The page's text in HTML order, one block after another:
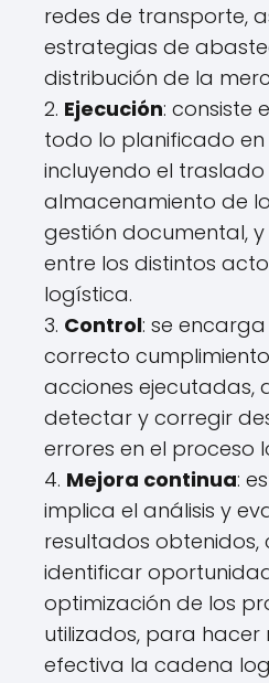
redes de transporte,
estrategias de
distribución de la
2. Ejecución: consiste
todo lo planificado
incluyendo el traslado
almacenamiento de
gestión documental,
entre los distintos
logística.
3. Control: se
correcto
acciones ejecutadas,
detectar y corregir
errores en el proceso
4. Mejora continua:
implica el análisis y
resultados obtenidos,
identificar
optimización de los
utilizados, para hacer
efectiva la cadena